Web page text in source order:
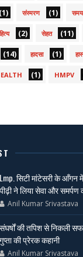
(1) संस्मरण (1)
(2) सेहत (11)
(14) हादसा (1)
(1) HMPV
Lmp. सिटी मांटेसरी के
पीढ़ी ने लिया सेवा और
Anil Kumar Srivastava
संघर्षों की तपिश से निकली
गुप्ता की प्रेरक कहानी
Anil Kumar Srivastava